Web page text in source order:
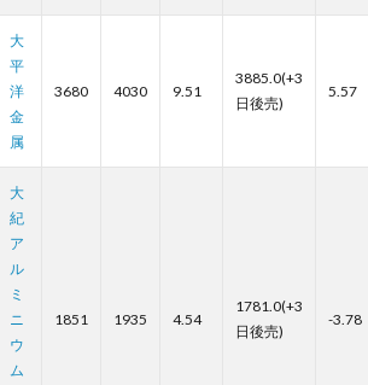
大
平
洋
金
属
3680 4030 9.51
3885.0(+3
日後売)
5.57
大
紀
ア
ル
ミ
ニ
ウ
ム
1851 1935 4.54
1781.0(+3
日後売)
-3.78